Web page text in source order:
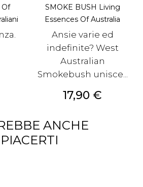
Of
SMOKE BUSH Living
Essences Of Australia
Ansie varie ed
indefinite? West
Australian
Smokebush unisce...
Prezzo
17,90 €
ANCHE
PIACERTI